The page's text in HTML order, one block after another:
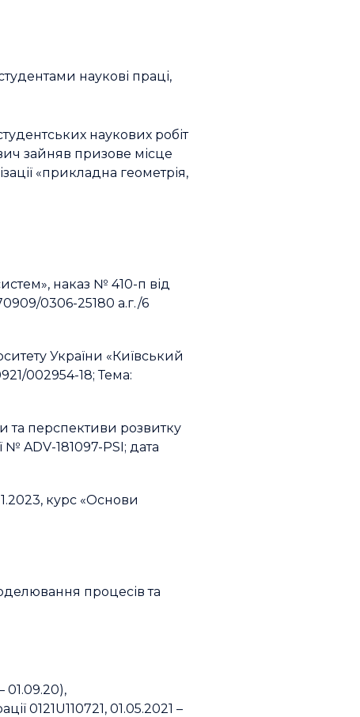
наукові праці,
наукових робіт
зайняв призове місце
«прикладна геометрія,
наказ № 410-п від
0306-25180 а.г./6
України «Київський
002954-18; Тема:
та перспективи розвитку
ADV-181097-PSI; дата
курс «Основи
процесів та
01.09.20),
0121U110721, 01.05.2021 –